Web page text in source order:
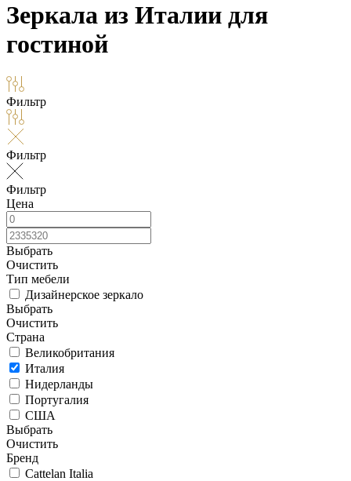
Зеркала из Италии для
гостиной
Фильтр
Фильтр
Фильтр
Цена
Выбрать
Очистить
Тип мебели
Дизайнерское зеркало
Выбрать
Очистить
Страна
Великобритания
Италия
Нидерланды
Португалия
США
Выбрать
Очистить
Бренд
Cattelan Italia